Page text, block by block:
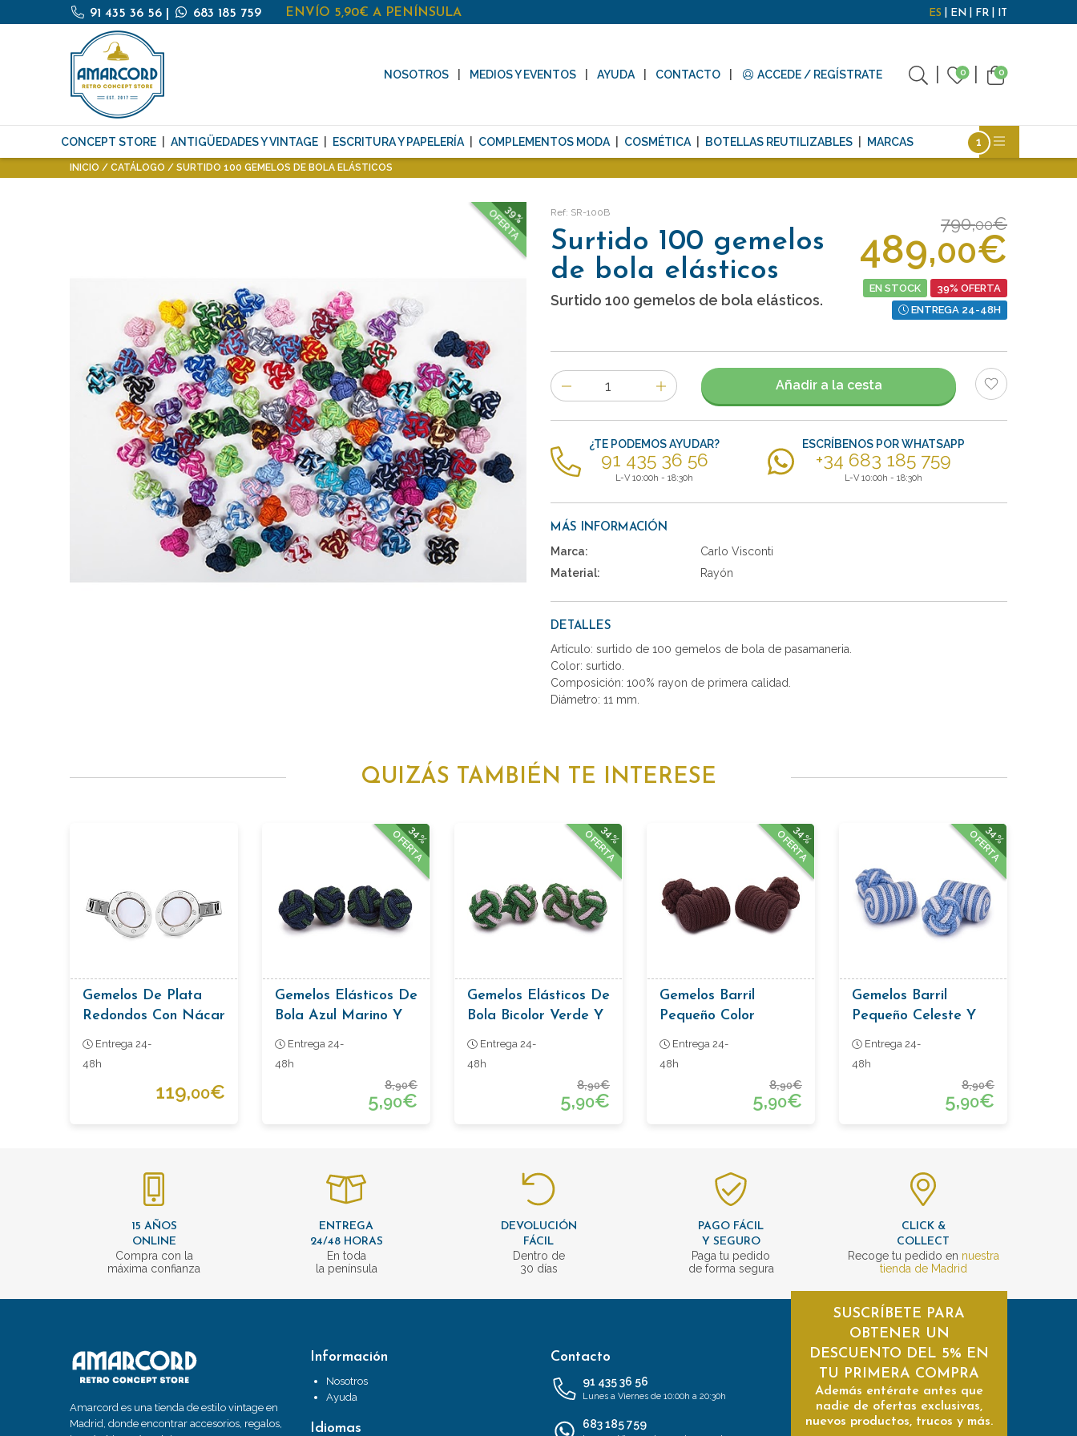
91 435 36 56 683 185 759 ENVÍO 5,90€ A PENÍNSULA ES EN FR IT
NOSOTROS MEDIOS Y EVENTOS AYUDA CONTACTO ACCEDE / REGÍSTRATE 0 0
CONCEPT STORE ANTIGÜEDADES Y VINTAGE ESCRITURA Y PAPELERÍA COMPLEMENTOS MODA COSMÉTICA BOTELLAS REUTILIZABLES MARCAS
INICIO CATÁLOGO SURTIDO 100 GEMELOS DE BOLA ELÁSTICOS
39%
OFERTA Ref: SR-100B
Surtido 100 gemelos
de bola elásticos
Surtido 100 gemelos de bola elásticos.
790,00€
489,00€
EN STOCK
39% OFERTA
ENTREGA 24-48H
Número
de
artículos
Añadir a la cesta
¿TE PODEMOS AYUDAR?
91 435 36 56
L-V 10:00h - 18:30h
ESCRÍBENOS POR WHATSAPP
+34 683 185 759
L-V 10:00h - 18:30h
MÁS INFORMACIÓN
Marca:
Carlo Visconti
Material:
Rayón
DETALLES
Artículo: surtido de 100 gemelos de bola de pasamaneria.
Color: surtido.
Composición: 100% rayon de primera calidad.
Diámetro: 11 mm.
QUIZÁS TAMBIÉN TE INTERESE
Gemelos De Plata
Redondos Con Nácar
Entrega 24-
48h
119,00€
34%
OFERTA
Gemelos Elásticos De
Bola Azul Marino Y
Verde
Entrega 24-
48h
8,90€
5,90€
34%
OFERTA
Gemelos Elásticos De
Bola Bicolor Verde Y
Lavanda
Entrega 24-
48h
8,90€
5,90€
34%
OFERTA
Gemelos Barril
Pequeño Color
Marrón
Entrega 24-
48h
8,90€
5,90€
34%
OFERTA
Gemelos Barril
Pequeño Celeste Y
Blanco
Entrega 24-
48h
8,90€
5,90€
15 AÑOS
ONLINE
Compra con la
máxima confianza
ENTREGA
24/48 HORAS
En toda
la península
DEVOLUCIÓN
FÁCIL
Dentro de
30 días
PAGO FÁCIL
Y SEGURO
Paga tu pedido
de forma segura
CLICK &
COLLECT
Recoge tu pedido en nuestra
tienda de Madrid
Amarcord es una tienda de estilo vintage en
Madrid, donde encontrar accesorios, regalos,
Información
Nosotros
Ayuda
Idiomas
Contacto
91 435 36 56
Lunes a Viernes de 10:00h a 20:30h
683 185 759
SUSCRÍBETE PARA
OBTENER UN
DESCUENTO DEL 5% EN
TU PRIMERA COMPRA
Además entérate antes que
nadie de ofertas exclusivas,
nuevos productos, trucos y más.